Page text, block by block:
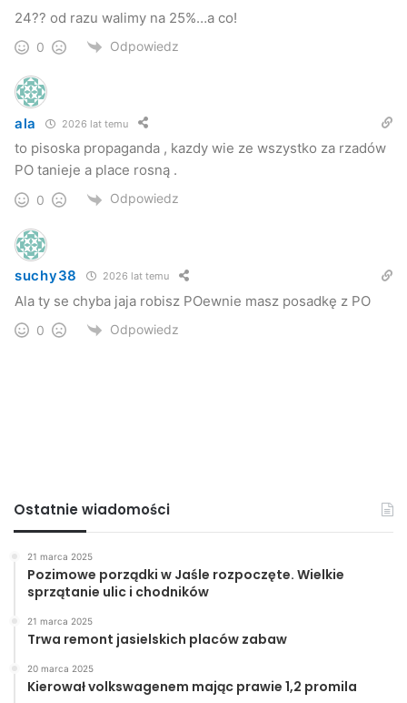
24?? od razu walimy na 25%…a co!
0 Odpowiedz
ala 2026 lat temu
to pisoska propaganda , kazdy wie ze wszystko za rzadów
PO tanieje a place rosną .
0 Odpowiedz
suchy38 2026 lat temu
Ala ty se chyba jaja robisz POewnie masz posadkę z PO
0 Odpowiedz
Ostatnie wiadomości
21 marca 2025
Pozimowe porządki w Jaśle rozpoczęte. Wielkie
sprzątanie ulic i chodników
21 marca 2025
Trwa remont jasielskich placów zabaw
20 marca 2025
Kierował volkswagenem mając prawie 1,2 promila